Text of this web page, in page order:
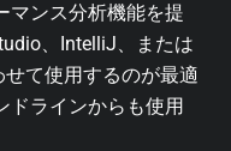
マンス分析機能を提
、IntelliJ、または
て使用するのが最適
ドラインからも使用